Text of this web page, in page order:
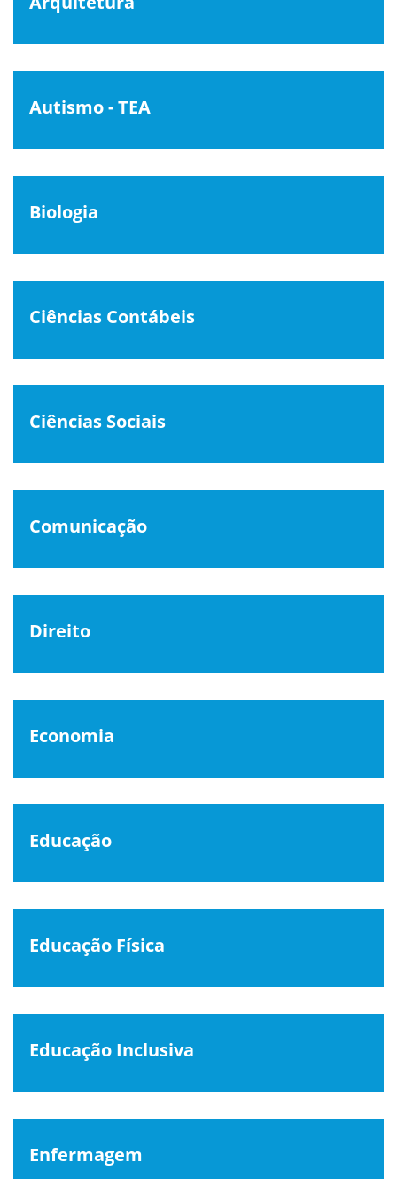
Autismo - TEA
Biologia
Ciências Contábeis
Ciências Sociais
Comunicação
Direito
Economia
Educação
Educação Física
Educação Inclusiva
Enfermagem